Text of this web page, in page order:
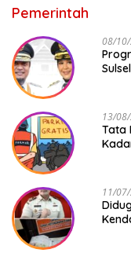
Pemerintah
08/
13/
Tata
11/